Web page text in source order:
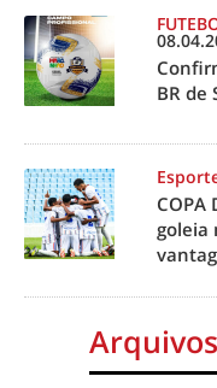
BR de
COPA
goleia
Arquivos